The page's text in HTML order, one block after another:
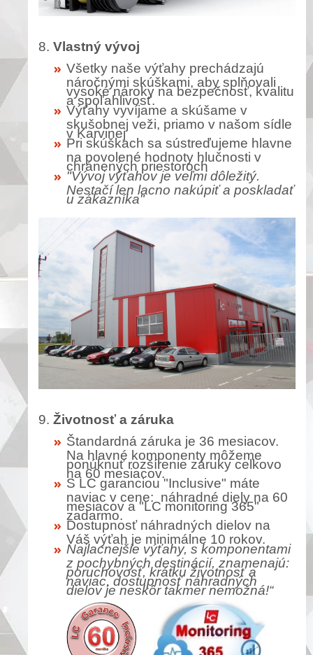
8. Vlastný vývoj
Všetky naše výťahy prechádzajú
náročnými skúškami, aby splňovali
vysoké nároky na bezpečnosť, kvalitu
a spoľahlivosť.
Výťahy vyvíjame a skúšame v
skušobnej veži, priamo v našom sídle
v Karvinej
Pri skúškach sa sústreďujeme hlavne
na povolené hodnoty hlučnosti v
chránených priestoroch
"Vývoj výťahov je veľmi dôležitý.
Nestačí len lacno nakúpiť a poskladať
u zákazníka"
9. Životnosť a záruka
Štandardná záruka je 36 mesiacov.
Na hlavné komponenty môžeme
ponúknuť rozšírenie záruky celkovo
na 60 mesiacov.
S LC garanciou "Inclusive" máte
naviac v cene: náhradné diely na 60
mesiacov a "LC monitoring 365"
zadarmo.
Dostupnosť náhradných dielov na
Váš výťah je minimálne 10 rokov.
Najlacnejšie výťahy, s komponentami
z pochybných destinácií, znamenajú:
poruchovosť, krátku životnosť a
naviac, dostupnosť náhradných
dielov je neskôr takmer nemožná!“